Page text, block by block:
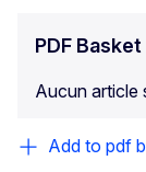
PDF Basket
Aucun article
Add to pdf